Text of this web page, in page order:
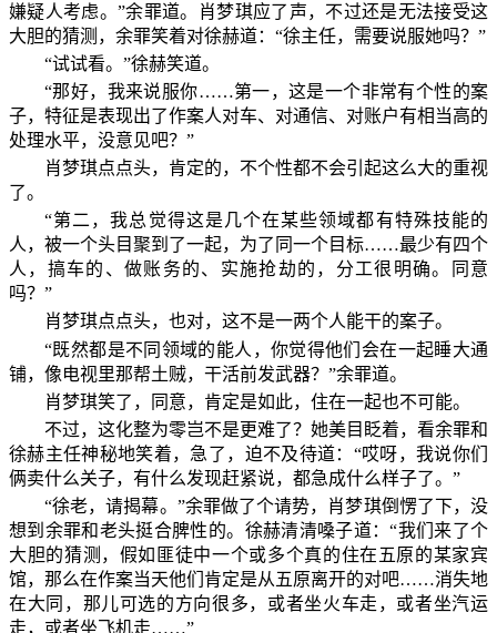
嫌疑人考虑。”余罪道。肖梦琪应了声，不过还是无法接受这
大胆的猜测，余罪笑着对徐赫道：“徐主任，需要说服她吗？”
“试试看。”徐赫笑道。
“那好，我来说服你……第一，这是一个非常有个性的案
子，特征是表现出了作案人对车、对通信、对账户有相当高的
处理水平，没意见吧？”
肖梦琪点点头，肯定的，不个性都不会引起这么大的重视
了。
“第二，我总觉得这是几个在某些领域都有特殊技能的
人，被一个头目聚到了一起，为了同一个目标……最少有四个
人，搞车的、做账务的、实施抢劫的，分工很明确。同意
吗？”
肖梦琪点点头，也对，这不是一两个人能干的案子。
“既然都是不同领域的能人，你觉得他们会在一起睡大通
铺，像电视里那帮土贼，干活前发武器？”余罪道。
肖梦琪笑了，同意，肯定是如此，住在一起也不可能。
不过，这化整为零岂不是更难了？她美目眨着，看余罪和
徐赫主任神秘地笑着，急了，迫不及待道：“哎呀，我说你们
俩卖什么关子，有什么发现赶紧说，都急成什么样子了。”
“徐老，请揭幕。”余罪做了个请势，肖梦琪倒愣了下，没
想到余罪和老头挺合脾性的。徐赫清清嗓子道：“我们来了个
大胆的猜测，假如匪徒中一个或多个真的住在五原的某家宾
馆，那么在作案当天他们肯定是从五原离开的对吧……消失地
在大同，那儿可选的方向很多，或者坐火车走，或者坐汽运
走，或者坐飞机走……”